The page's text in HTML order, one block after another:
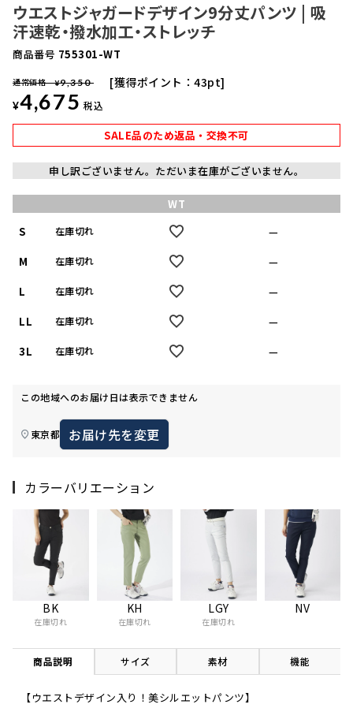
ウエストジャガードデザイン9分丈パンツ | 吸
汗速乾・撥水加工・ストレッチ
商品番号 755301-WT
通常価格 ¥9,350
¥4,675 税込
獲得ポイント：43pt
SALE品のため返品・交換不可
申し訳ございません。ただいま在庫がございません。
WT
S
在庫切れ
—
M
在庫切れ
—
L
在庫切れ
—
LL
在庫切れ
—
3L
在庫切れ —
この地域へのお届け日は表示できません
東京都 お届け先を変更
カラーバリエーション
BK
在庫切れ
KH
在庫切れ
LGY
在庫切れ
NV
商品説明 サイズ 素材 機能
【ウエストデザイン入り！美シルエットパンツ】